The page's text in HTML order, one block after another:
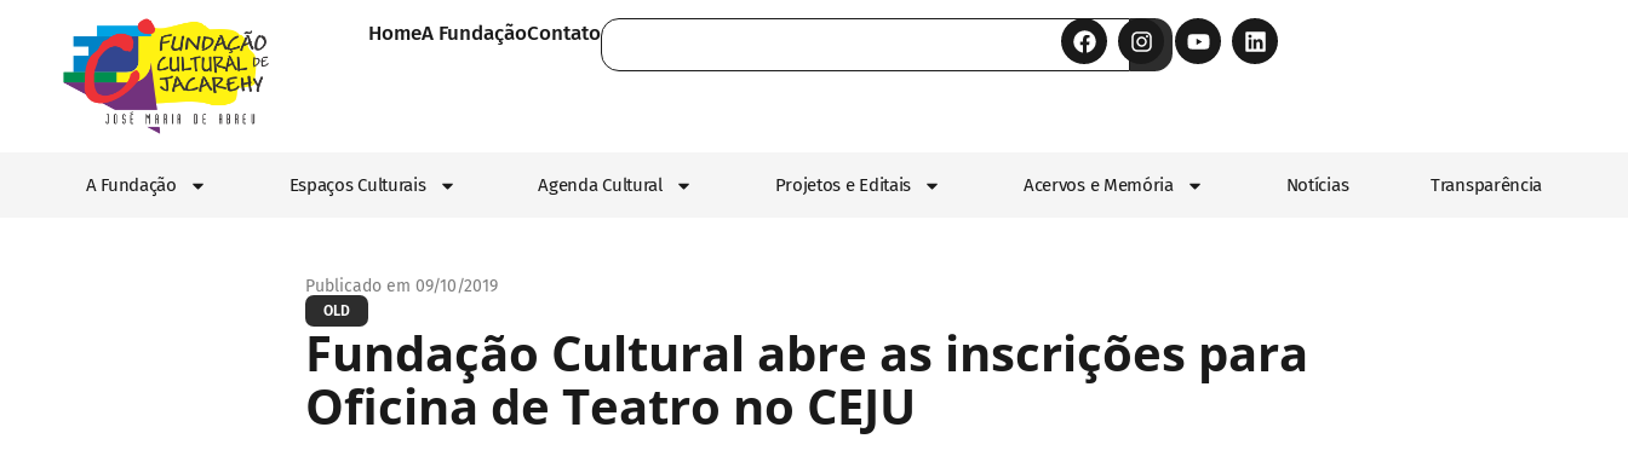
HomeA FundaçãoContato
A Fundação Espaços Culturais Agenda Cultural Projetos e Editais Acervos e Memória Notícias Transparência
Publicado em 09/10/2019
OLD
Fundação Cultural abre as inscrições para
Oficina de Teatro no CEJU